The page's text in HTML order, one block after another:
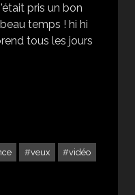
pris un bon
temps ! hi hi
tous les jours
veux
vidéo